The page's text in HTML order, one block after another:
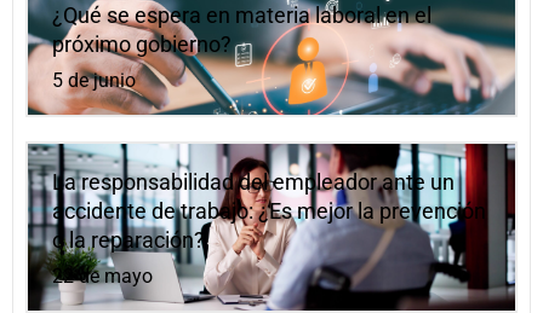
¿Qué se espera en materia laboral en el
próximo gobierno?
5 de junio
La responsabilidad del empleador ante un
accidente de trabajo: ¿Es mejor la prevención
o la reparación?
22 de mayo